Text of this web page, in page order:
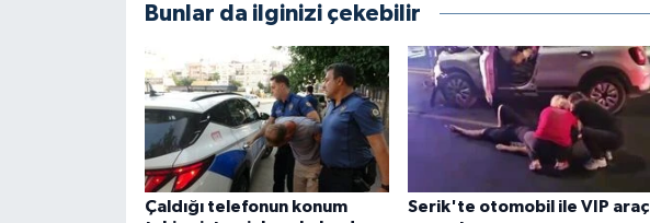
Bunlar da ilginizi çekebilir
Çaldığı telefonun konum
Serik'te otomobil ile VIP araç